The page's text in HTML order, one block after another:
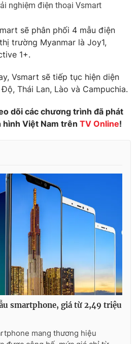
Vươn mình bằng AI
VTV8
English
hình Việt Nam
in và báo điện tử số 483/GP-BTTTT
Thủy
Thị Mỹ Hạnh, Phạm Quốc Thắng,
931 - 024.38 355 932
nghiệm điện thoại Vsmart
sẽ phân phối 4 mẫu điện
trường Myanmar là Joy1,
1+.
Vsmart sẽ tiếp tục hiện diện
Thái Lan, Lào và Campuchia.
dõi các chương trình đã phát
Việt Nam trên TV Online!
smartphone, giá từ 2,49 triệu
mang thương hiệu